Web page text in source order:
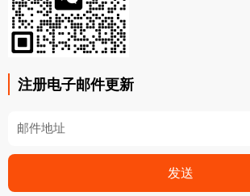
注册电子邮件更新
Email
发送